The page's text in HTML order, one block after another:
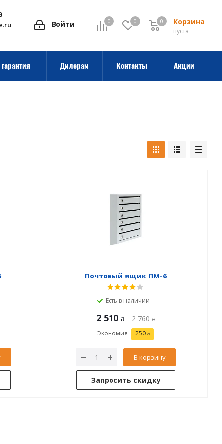
0 0 Корзина
0
пуста
0
Войти
Дилерам Контакты Акции
Почтовый ящик ПМ-6
Есть в наличии
2 510 2 760
Экономия 250
В корзину
Запросить скидку